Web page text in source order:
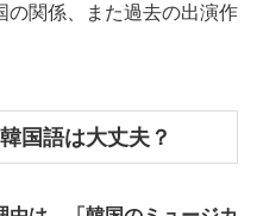
の関係、また過去の出演作
国語は大丈夫？